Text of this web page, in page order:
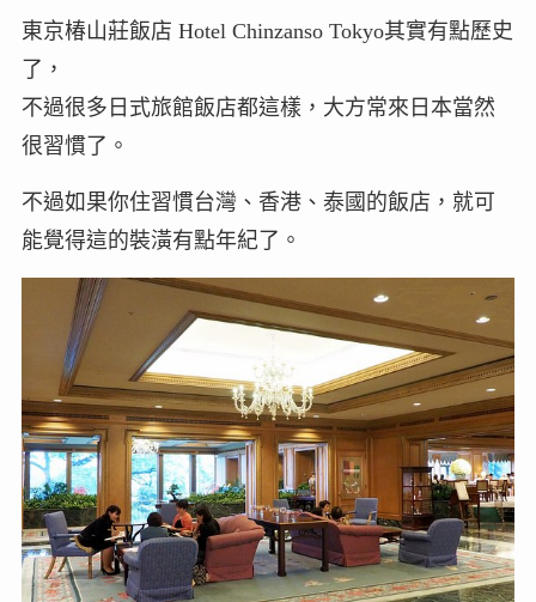
東京椿山莊飯店 Hotel Chinzanso Tokyo其實有點歷史
了，
不過很多日式旅館飯店都這樣，大方常來日本當然
很習慣了。
不過如果你住習慣台灣、香港、泰國的飯店，就可
能覺得這的裝潢有點年紀了。